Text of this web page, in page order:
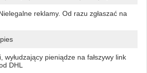
reklamy. Od razu zgłaszać na
wyłudzający pieniądze na fałszywy link
DHL